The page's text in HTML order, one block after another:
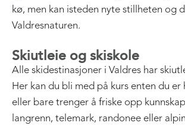
kø, men kan isteden nyte stillheten og
Valdresnaturen.
Skiutleie og skiskole
Alle skidestinasjoner i Valdres har
Her kan du bli med på kurs enten du er
eller bare trenger å friske opp
langrenn, telemark, randonee eller